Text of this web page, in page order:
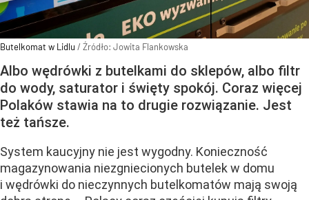
Butelkomat w Lidlu / Źródło: Jowita Flankowska
Albo wędrówki z butelkami do sklepów, albo filtr
do wody, saturator i święty spokój. Coraz więcej
Polaków stawia na to drugie rozwiązanie. Jest
też tańsze.
System kaucyjny nie jest wygodny. Konieczność
magazynowania niezgniecionych butelek w domu
i wędrówki do nieczynnych butelkomatów mają swoją